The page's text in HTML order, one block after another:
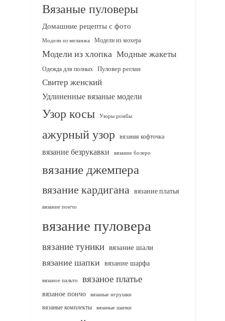
Вязаные пуловеры
Домашние рецепты с фото
Модели из меланжа Модели из мохера
Модели из хлопка Модные жакеты
Одежда для полных Пуловер реглан
Свитер женский
Удлиненные вязаные модели
Узор косы Узоры ромбы
ажурный узор вязаная кофточка
вязание безрукавки вязание болеро
вязание джемпера
вязание кардигана вязание платья
вязание пончо
вязание пуловера
вязание туники вязание шали
вязание шапки вязание шарфа
вязаное пальто вязаное платье
вязаное пончо вязаные игрушки
вязаные комплекты
вязаные шапки